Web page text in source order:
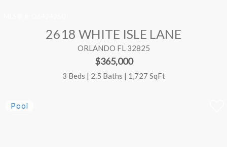
2618 WHITE ISLE LANE
ORLANDO FL 32825
$365,000
3 Beds | 2.5 Baths | 1,727 SqFt